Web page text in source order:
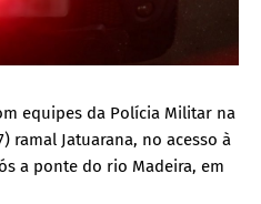
equipes da Polícia Militar na
ramal Jatuarana, no acesso à
a ponte do rio Madeira, em